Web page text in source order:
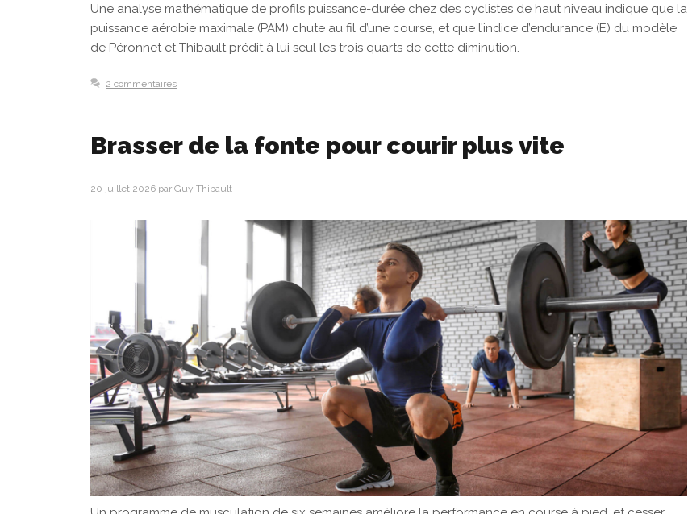
Une analyse mathématique de profils puissance-durée chez des cyclistes de haut niveau indique que la
puissance aérobie maximale (PAM) chute au fil d’une course, et que l’indice d’endurance (E) du modèle
de Péronnet et Thibault prédit à lui seul les trois quarts de cette diminution.
2 commentaires
Brasser de la fonte pour courir plus vite
20 juillet 2026 par Guy Thibault